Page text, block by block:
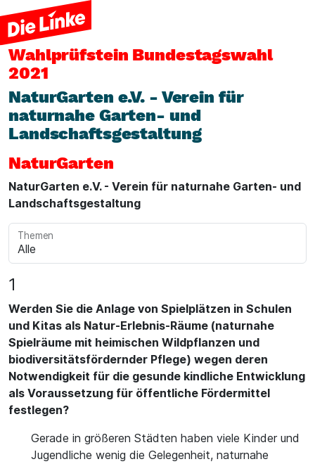
Wahlprüfstein Bundestagswahl
2021
NaturGarten e.V. - Verein für
naturnahe Garten- und
Landschaftsgestaltung
NaturGarten
NaturGarten e.V. - Verein für naturnahe Garten- und
Landschaftsgestaltung
Themen
1
Werden Sie die Anlage von Spielplätzen in Schulen
und Kitas als Natur-Erlebnis-Räume (naturnahe
Spielräume mit heimischen Wildpflanzen und
biodiversitätsfördernder Pflege) wegen deren
Notwendigkeit für die gesunde kindliche Entwicklung
als Voraussetzung für öffentliche Fördermittel
festlegen?
Gerade in größeren Städten haben viele Kinder und
Jugendliche wenig die Gelegenheit, naturnahe